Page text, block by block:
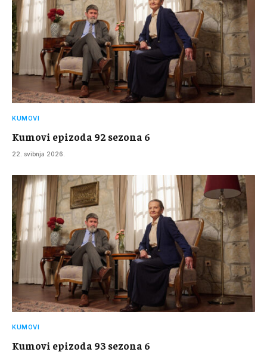
KUMOVI
Kumovi epizoda 92 sezona 6
22. svibnja 2026.
KUMOVI
Kumovi epizoda 93 sezona 6